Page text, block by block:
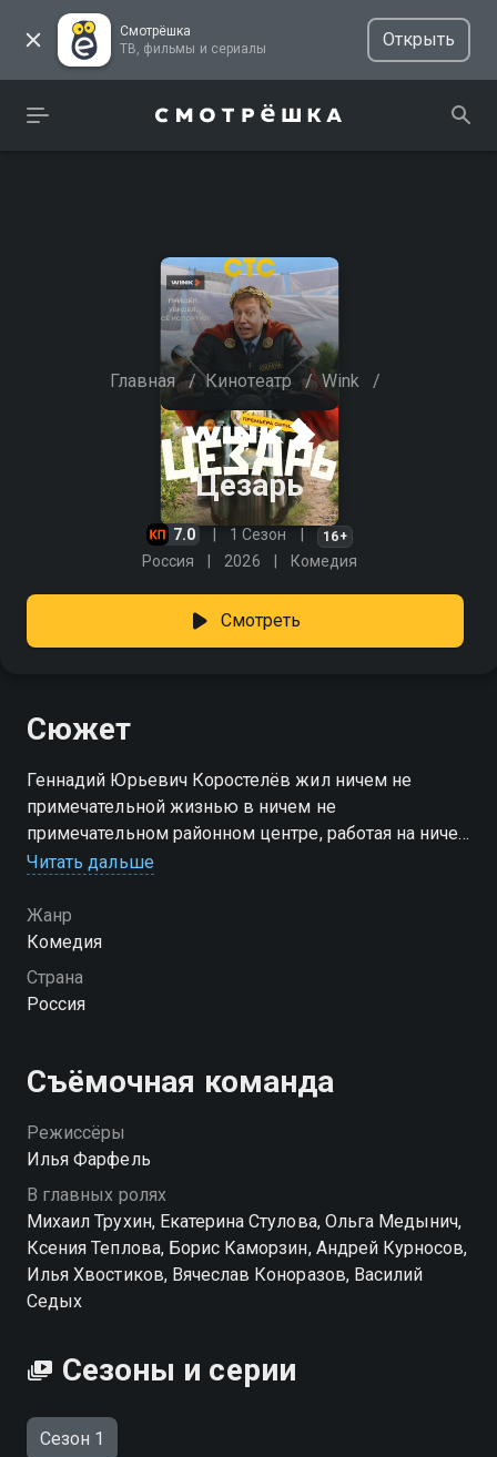
Смотрёшка
ТВ, фильмы и сериалы
Открыть
Главная / Кинотеатр / Wink /
Цезарь
7.0 1 Сезон 16+
Россия 2026 Комедия
Смотреть
Сюжет
Геннадий Юрьевич Коростелёв жил ничем не
примечательной жизнью в ничем не
примечательном районном центре, работая на ничем
не примечательной работе, пока случайно не узнал
только по фамилии, а по крови он Цезарь — сын
заезжего полковника, когда-то служившего в их
краях. Новость производит на Геннадия Юрьевича
неизгладимое впечатление — он начинает
однофамильца. Казалось бы, смешно, но эта
комическая метаморфоза позволяет ему по-новому
взглянуть на себя и принять судьбоносное решение
— поменять фамилию, а вместе с ней и всю свою
из города, а дальше — кто знает — может, даже и
жизнь всей России.
Читать дальше
Жанр
Комедия
Страна
Россия
Съёмочная команда
Режиссёры
Илья Фарфель
В главных ролях
Михаил Трухин, Екатерина Стулова, Ольга Медынич,
Ксения Теплова, Борис Каморзин, Андрей Курносов,
Илья Хвостиков, Вячеслав Коноразов, Василий
Седых
Сезоны и серии
Сезон 1